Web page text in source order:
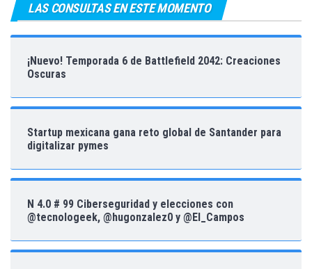
LAS CONSULTAS EN ESTE MOMENTO
¡Nuevo! Temporada 6 de Battlefield 2042: Creaciones
Oscuras
Startup mexicana gana reto global de Santander para
digitalizar pymes
N 4.0 # 99 Ciberseguridad y elecciones con
@tecnologeek, @hugonzalez0 y @El_Campos